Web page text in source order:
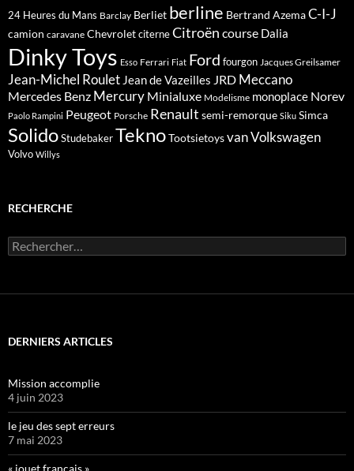
24 Heures du Mans Barclay Berliet berline Bertrand AzemaC-I-J
camion caravane ChevroletciterneCitroën course Dalia
Dinky Toys Esso Ferrari Fiat Ford fourgon Jacques Greilsamer
Jean-Michel Roulet Jean de Vazeilles JRD Meccano
Mercedes Benz Mercury Minialuxe Modelisme monoplace Norev
Paolo Rampini Peugeot Porsche Renault semi-remorque Siku Simca
SolidoStudebakerTeknoTootsietoysvanVolkswagen
Volvo Willys
RECHERCHE
Rechercher :
DERNIERS ARTICLES
Mission accomplie
4 juin 2023
le jeu des sept erreurs
7 mai 2023
« jouet français »